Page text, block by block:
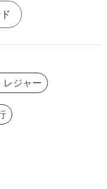
レジャー